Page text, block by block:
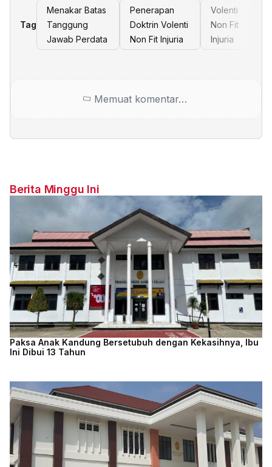
Tag
Menakar Batas
Tanggung
Jawab Perdata
Penerapan
Doktrin Volenti
Non Fit Injuria
Volenti
Non Fit
Injuria
Memuat komentar…
Berita Minggu Ini
Paksa Anak Kandung Bersetubuh dengan Kekasihnya, Ibu
Ini Dibui 13 Tahun